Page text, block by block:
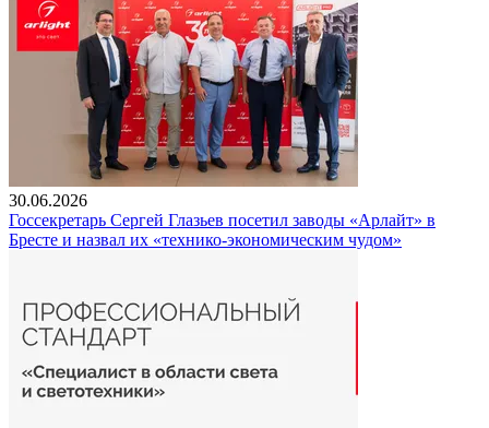
30.06.2026
Госсекретарь Сергей Глазьев посетил заводы «Арлайт» в
Бресте и назвал их «технико-экономическим чудом»